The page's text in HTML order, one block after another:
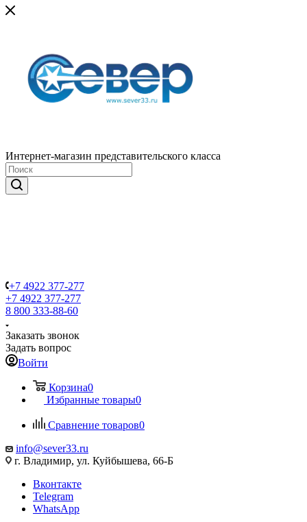
Интернет-магазин представительского класса
+7 4922 377-277
+7 4922 377-277
8 800 333-88-60
Заказать звонок
Задать вопрос
Войти
Корзина0
Избранные товары0
Сравнение товаров0
info@sever33.ru
г. Владимир, ул. Куйбышева, 66-Б
Вконтакте
Telegram
WhatsApp